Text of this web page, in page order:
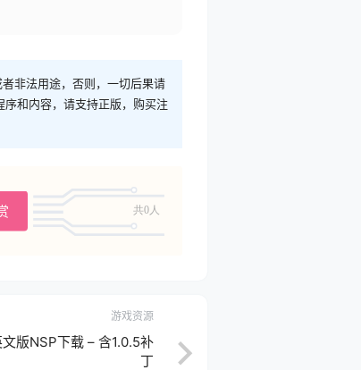
非法用途，否则，一切后果请
和内容，请支持正版，购买注
共0人
游戏资源
版NSP下载 – 含1.0.5补
丁